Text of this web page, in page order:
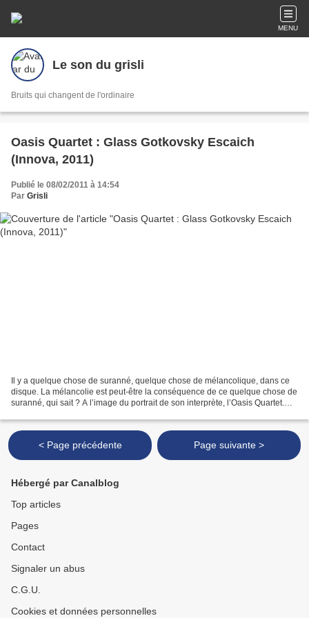
MENU
Le son du grisli
Bruits qui changent de l'ordinaire
Oasis Quartet : Glass Gotkovsky Escaich
(Innova, 2011)
Publié le 08/02/2011 à 14:54
Par Grisli
Il y a quelque chose de suranné, quelque chose de mélancolique, dans ce
disque. La mélancolie est peut-être la conséquence de ce quelque chose de
suranné, qui sait ? A l’image du portrait de son interprète, l’Oasis Quartet.
< Page précédente Page suivante >
Hébergé par Canalblog
Top articles
Pages
Contact
Signaler un abus
C.G.U.
Cookies et données personnelles